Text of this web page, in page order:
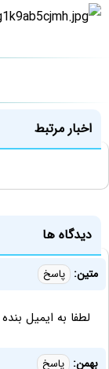
اخبار مرتبط
دیدگاه ها
متین: پاسخ
لطفا به ایمیل
بهمن: پاسخ